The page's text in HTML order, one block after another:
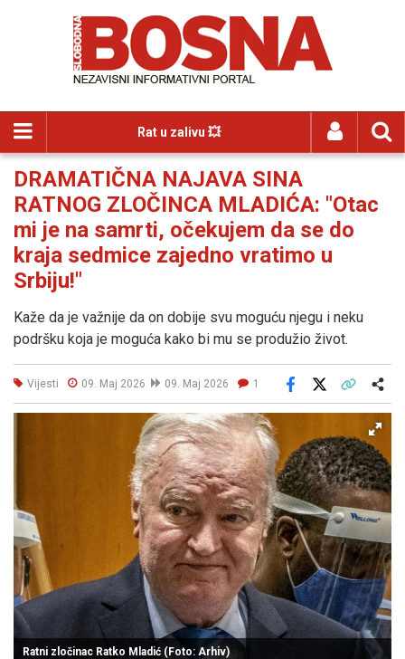
Rat u zalivu 💥
DRAMATIČNA NAJAVA SINA
RATNOG ZLOČINCA MLADIĆA: "Otac
mi je na samrti, očekujem da se do
kraja sedmice zajedno vratimo u
Srbiju!"
Kaže da je važnije da on dobije svu moguću njegu i neku
podršku koja je moguća kako bi mu se produžio život.
Vijesti 09. Maj 2026 09. Maj 2026 1
Facebook
Ratni zločinac Ratko Mladić (Foto: Arhiv)